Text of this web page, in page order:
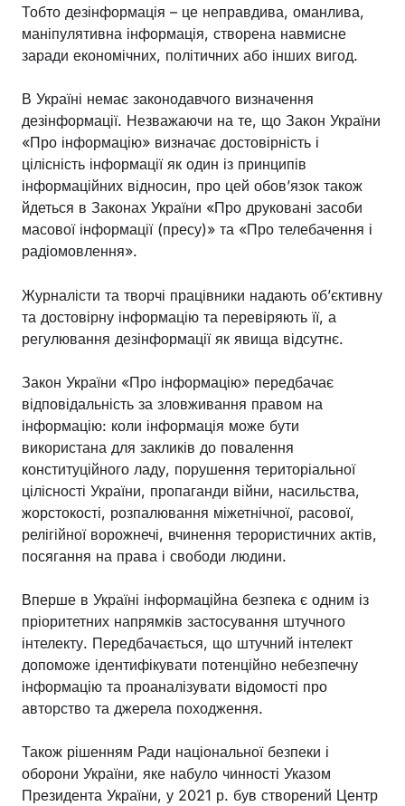
Тобто дезінформація – це неправдива, оманлива,
маніпулятивна інформація, створена навмисне
заради економічних, політичних або інших вигод.
В Україні немає законодавчого визначення
дезінформації. Незважаючи на те, що Закон України
«Про інформацію» визначає достовірність і
цілісність інформації як один із принципів
інформаційних відносин, про цей обов’язок також
йдеться в Законах України «Про друковані засоби
масової інформації (пресу)» та «Про телебачення і
радіомовлення».
Журналісти та творчі працівники надають об’єктивну
та достовірну інформацію та перевіряють її, а
регулювання дезінформації як явища відсутнє.
Закон України «Про інформацію» передбачає
відповідальність за зловживання правом на
інформацію: коли інформація може бути
використана для закликів до повалення
конституційного ладу, порушення територіальної
цілісності України, пропаганди війни, насильства,
жорстокості, розпалювання міжетнічної, расової,
релігійної ворожнечі, вчинення терористичних актів,
посягання на права і свободи людини.
Вперше в Україні інформаційна безпека є одним із
пріоритетних напрямків застосування штучного
інтелекту. Передбачається, що штучний інтелект
допоможе ідентифікувати потенційно небезпечну
інформацію та проаналізувати відомості про
авторство та джерела походження.
Також рішенням Ради національної безпеки і
оборони України, яке набуло чинності Указом
Президента України, у 2021 р. був створений Центр